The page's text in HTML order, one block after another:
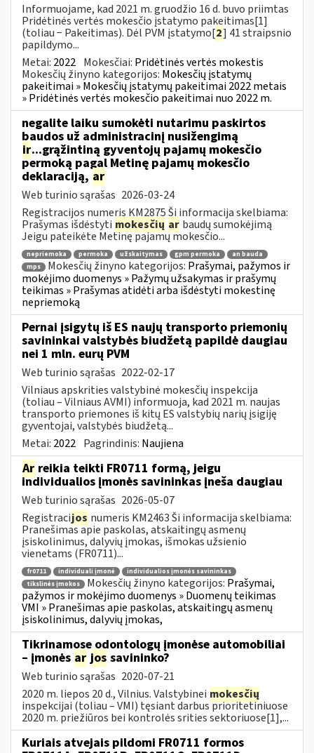
Informuojame, kad 2021 m. gruodžio 16 d. buvo priimtas
Pridėtinės vertės mokesčio įstatymo pakeitimas[1]
(toliau − Pakeitimas). Dėl PVM įstatymo[2] 41 straipsnio
papildymo...
Metai: 2022 Mokesčiai: Pridėtinės vertės mokestis
Mokesčių žinyno kategorijos: Mokesčių įstatymų
pakeitimai » Mokesčių įstatymų pakeitimai 2022 metais
» Pridėtinės vertės mokesčio pakeitimai nuo 2022 m.
negalite laiku sumokėti nutarimu paskirtos
baudos už administracinį nusižengimą
ir...grąžintiną gyventojų pajamų mokesčio
permoką pagal Metinę pajamų mokesčio
deklaraciją, ar
Web turinio sąrašas 2026-03-24
Registracijos numeris KM2875 Ši informacija skelbiama:
Prašymas išdėstyti mokesčių ar baudų sumokėjimą
Jeigu pateikėte Metinę pajamų mokesčio...
nepriemoka permoka užskaitymas gpm permoka
an bauda
mps
Mokesčių žinyno kategorijos: Prašymai, pažymos ir
mokėjimo duomenys » Pažymų užsakymas ir prašymų
teikimas » Prašymas atidėti arba išdėstyti mokestinę
nepriemoką
Pernai įsigytų iš ES naujų transporto priemonių
savininkai valstybės biudžetą papildė daugiau
nei 1 mln. eurų PVM
Web turinio sąrašas 2022-02-17
Vilniaus apskrities valstybinė mokesčių inspekcija
(toliau – Vilniaus AVMI) informuoja, kad 2021 m. naujas
transporto priemones iš kitų ES valstybių narių įsigiję
gyventojai, valstybės biudžetą...
Metai: 2022 Pagrindinis: Naujiena
Ar reikia teikti FR0711 formą, jeigu
individualios įmonės savininkas įneša daugiau
Web turinio sąrašas 2026-05-07
Registracijos numeris KM2463 Ši informacija skelbiama:
Pranešimas apie paskolas, atskaitingų asmenų
įsiskolinimus, dalyvių įmokas, išmokas užsienio
vienetams (FR0711)...
fr0711 individuali įmonė
individualios įmonės savininkas
tikslinės įmokos
Mokesčių žinyno kategorijos: Prašymai,
pažymos ir mokėjimo duomenys » Duomenų teikimas
VMI » Pranešimas apie paskolas, atskaitingų asmenų
įsiskolinimus, dalyvių įmokas,
Tikrinamose odontologų įmonėse automobiliai
– įmonės ar jos savininko?
Web turinio sąrašas 2020-07-21
2020 m. liepos 20 d., Vilnius. Valstybinei mokesčių
inspekcijai (toliau – VMI) tęsiant darbus prioritetiniuose
2020 m. priežiūros bei kontrolės srities sektoriuose[1],...
Kuriais atvejais pildomi FR0711 formos